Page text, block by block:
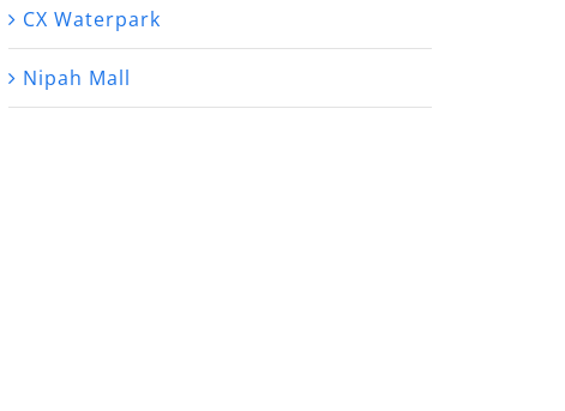
CX Waterpark
Nipah Mall